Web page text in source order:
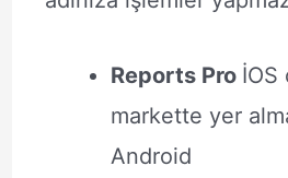
Reports Pro İOS
markette yer
Android